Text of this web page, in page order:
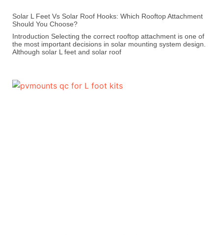
Solar L Feet Vs Solar Roof Hooks: Which Rooftop Attachment
Should You Choose?
Introduction Selecting the correct rooftop attachment is one of
the most important decisions in solar mounting system design.
Although solar L feet and solar roof